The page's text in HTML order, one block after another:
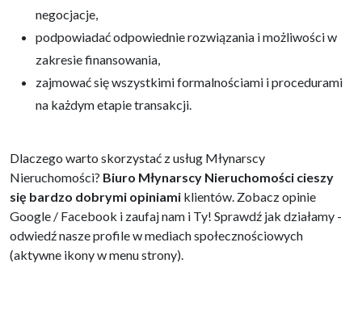
negocjacje,
podpowiadać odpowiednie rozwiązania i możliwości w
zakresie finansowania,
zajmować się wszystkimi formalnościami i procedurami
na każdym etapie transakcji.
Dlaczego warto skorzystać z usług Młynarscy
Nieruchomości? Biuro Młynarscy Nieruchomości cieszy
się bardzo dobrymi opiniami klientów. Zobacz opinie
Google / Facebook i zaufaj nam i Ty! Sprawdź jak działamy -
odwiedź nasze profile w mediach społecznościowych
(aktywne ikony w menu strony).